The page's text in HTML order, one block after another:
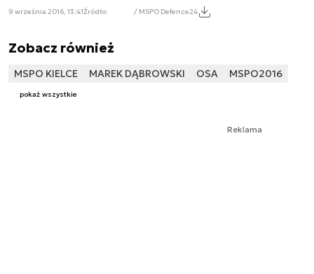
9 września 2016, 13:41Źródło: / MSPO Defence24
Zobacz również
MSPO KIELCE MAREK DĄBROWSKI OSA MSPO2016
pokaż wszystkie
Reklama